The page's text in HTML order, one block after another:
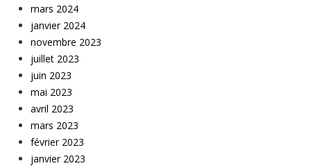
mars 2024
janvier 2024
novembre 2023
juillet 2023
juin 2023
mai 2023
avril 2023
mars 2023
février 2023
janvier 2023